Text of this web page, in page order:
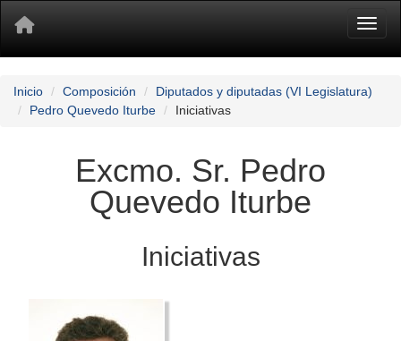
Inicio Composición
Diputados y diputadas (VI Legislatura)
Pedro Quevedo Iturbe
Iniciativas
Excmo. Sr. Pedro
Quevedo Iturbe
Iniciativas